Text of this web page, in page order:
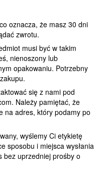
oznacza, że masz 30 dni
zwrotu.
musi być w takim
nienoszony lub
opakowaniu. Potrzebny
się z nami pod
Należy pamiętać, że
na adres, który podamy po
wyślemy Ci etykietę
sposobu i miejsca wysłania
bez uprzedniej prośby o